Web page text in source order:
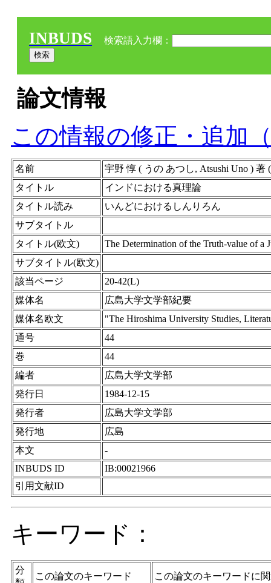
INBUDS 検索語入力欄：
論文情報
この情報の修正・追加
名前
宇野 惇 ( うの あつし, Atsushi Uno ) 著
タイトル
インドにおける真理論
タイトル読み
いんどにおけるしんりろん
サブタイトル
タイトル(欧文)
The Determination of the Truth-value of a
サブタイトル(欧文)
該当ページ
20-42(L)
媒体名
広島大学文学部紀要
媒体名欧文
"The Hiroshima University Studies,
通号
44
巻
44
編者
広島大学文学部
発行日
1984-12-15
発行者
広島大学文学部
発行地
広島
本文
-
INBUDS ID
IB:00021966
引用文献ID
キーワード：
分
この論文のキーワード この論文のキーワードに